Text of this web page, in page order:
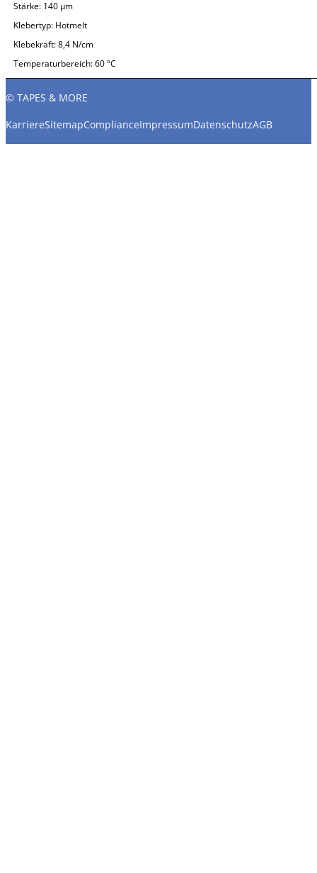
Stärke: 140 µm
Klebertyp: Hotmelt
Klebekraft:8,4 N/cm
Temperaturbereich:60 °C
© TAPES & MORE
KarriereSitemapComplianceImpressumDatenschutzAGB